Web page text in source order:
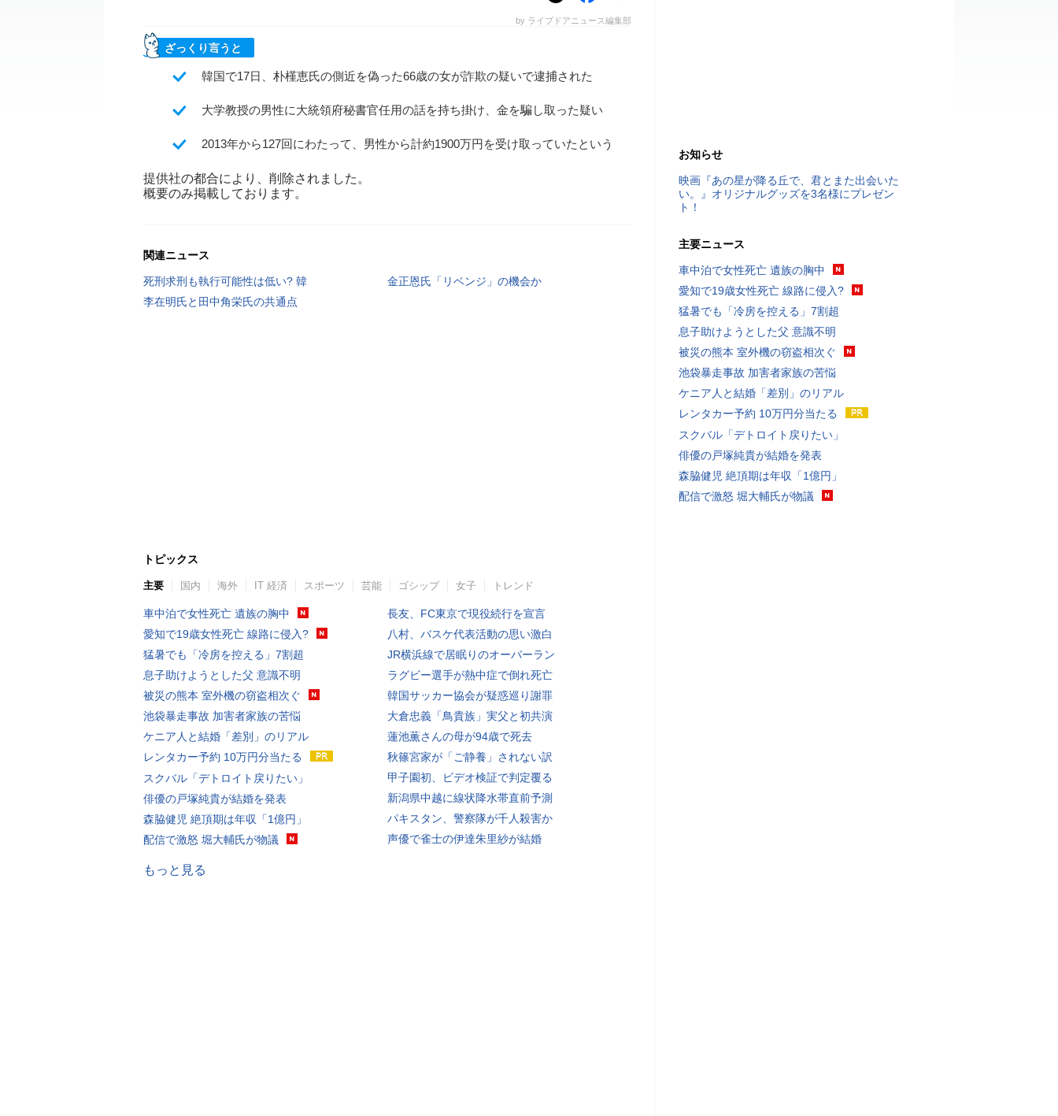
by ライブドアニュース編集部
ざっくり言うと
韓国で17日、朴槿恵氏の側近を偽った66歳の女が詐欺の疑いで逮捕された
大学教授の男性に大統領府秘書官任用の話を持ち掛け、金を騙し取った疑い
2013年から127回にわたって、男性から計約1900万円を受け取っていたという
提供社の都合により、削除されました。
概要のみ掲載しております。
関連ニュース
死刑求刑も執行可能性は低い? 韓
金正恩氏「リベンジ」の機会か
李在明氏と田中角栄氏の共通点
トピックス
主要 国内 海外 IT 経済 スポーツ 芸能 ゴシップ 女子 トレンド
車中泊で女性死亡 遺族の胸中
愛知で19歳女性死亡 線路に侵入?
猛暑でも「冷房を控える」7割超
息子助けようとした父 意識不明
被災の熊本 室外機の窃盗相次ぐ
池袋暴走事故 加害者家族の苦悩
ケニア人と結婚「差別」のリアル
レンタカー予約 10万円分当たる
スクバル「デトロイト戻りたい」
俳優の戸塚純貴が結婚を発表
森脇健児 絶頂期は年収「1億円」
配信で激怒 堀大輔氏が物議
長友、FC東京で現役続行を宣言
八村、バスケ代表活動の思い激白
JR横浜線で居眠りのオーバーラン
ラグビー選手が熱中症で倒れ死亡
韓国サッカー協会が疑惑巡り謝罪
大倉忠義「鳥貴族」実父と初共演
蓮池薫さんの母が94歳で死去
秋篠宮家が「ご静養」されない訳
甲子園初、ビデオ検証で判定覆る
新潟県中越に線状降水帯直前予測
パキスタン、警察隊が千人殺害か
声優で雀士の伊達朱里紗が結婚
もっと見る
お知らせ
映画『あの星が降る丘で、君とまた出会いた
い。』オリジナルグッズを3名様にプレゼン
ト！
主要ニュース
車中泊で女性死亡 遺族の胸中
愛知で19歳女性死亡 線路に侵入?
猛暑でも「冷房を控える」7割超
息子助けようとした父 意識不明
被災の熊本 室外機の窃盗相次ぐ
池袋暴走事故 加害者家族の苦悩
ケニア人と結婚「差別」のリアル
レンタカー予約 10万円分当たる
スクバル「デトロイト戻りたい」
俳優の戸塚純貴が結婚を発表
森脇健児 絶頂期は年収「1億円」
配信で激怒 堀大輔氏が物議